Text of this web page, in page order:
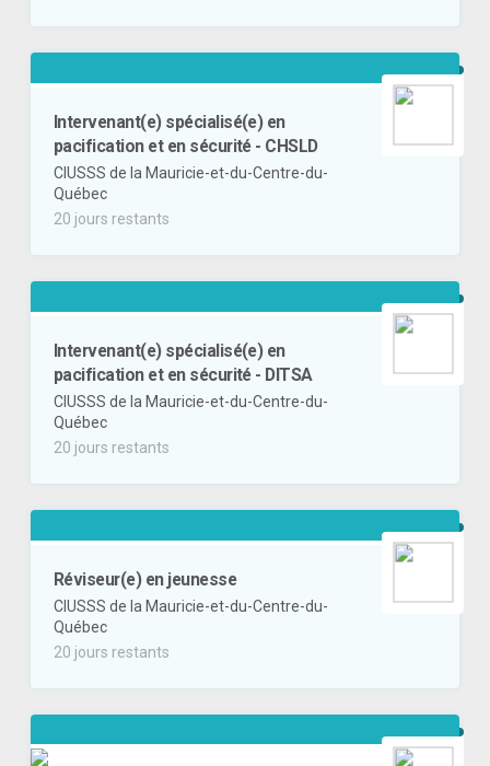
Intervenant(e) spécialisé(e) en
pacification et en sécurité - CHSLD
CIUSSS de la Mauricie-et-du-Centre-du-
Québec
20 jours restants
Intervenant(e) spécialisé(e) en
pacification et en sécurité - DITSA
CIUSSS de la Mauricie-et-du-Centre-du-
Québec
20 jours restants
Réviseur(e) en jeunesse
CIUSSS de la Mauricie-et-du-Centre-du-
Québec
20 jours restants